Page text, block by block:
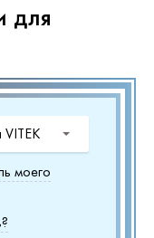
для
моего